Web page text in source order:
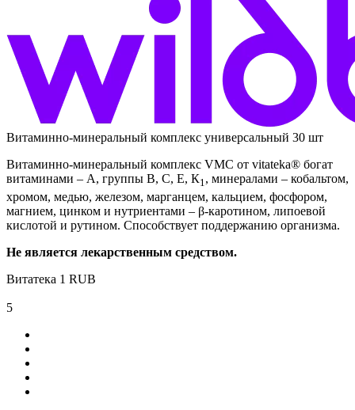
Витаминно-минеральный комплекс универсальный 30 шт
Витаминно-минеральный комплекс VMC от vitateka® богат
витаминами – А, группы В, С, Е, К1, минералами – кобальтом,
хромом, медью, железом, марганцем, кальцием, фосфором,
магнием, цинком и нутриентами – β-каротином, липоевой
кислотой и рутином. Способствует поддержанию организма.
Не является лекарственным средством.
Витатека 1 RUB
5